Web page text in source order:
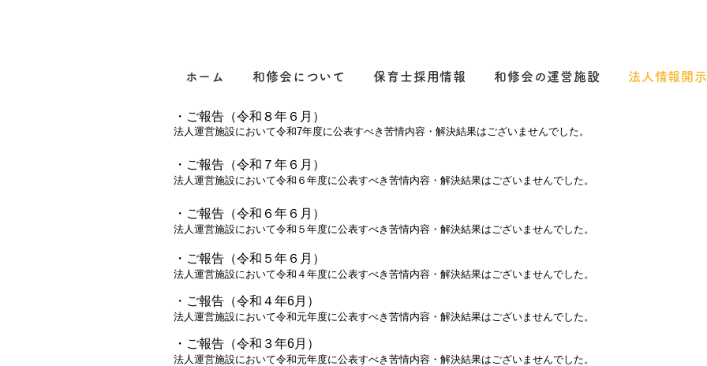
ホーム 和修会について 保育士採用情報 和修会の運営施設 法人情報開
・ご報告（令和８年６月）
法人運営施設において令和7年度に公表すべき苦情内容・解決結果はございませんでした。
・ご報告（令和７年６月）
法人運営施設において令和６年度に公表すべき苦情内容・解決結果はございませんでした。
・ご報告（令和６年６月）
法人運営施設において令和５年度に公表すべき苦情内容・解決結果はございませんでした。
・ ご報告（令和５年６月）
法人運営施設において令和４年度に公表すべき苦情内容・解決結果はございませんでした。
・ご報告（令和４年6月）
法人運営施設において令和元年度に公表すべき苦情内容・解決結果はございませんでした。
・ご報告（令和３年6月）
法人運営施設において令和元年度に公表すべき苦情内容・解決結果はございませんでした。